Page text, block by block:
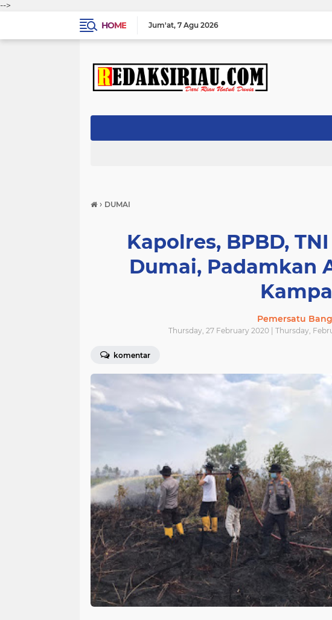
-->
HOME
Jum'at 7 Agu 2026
› DUMAI
Kapolres, BPBD,
Dumai, Padamkan
Pemersatu
Thursday, 27 February 2020 | Thursday,
komentar